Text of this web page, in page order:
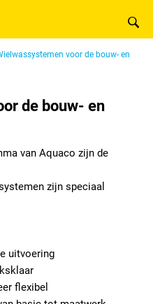
voor de bouw- en
de bouw- en
van Aquaco zijn de
zijn speciaal
uitvoering
flexibel